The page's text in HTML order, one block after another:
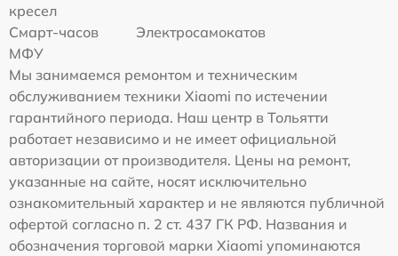
кресел
Смарт-часов
Электросамокатов
МФУ
Мы занимаемся ремонтом и техническим
обслуживанием техники Xiaomi по истечении
гарантийного периода. Наш центр в Тольятти
работает независимо и не имеет официальной
авторизации от производителя. Цены на ремонт,
указанные на сайте, носят исключительно
ознакомительный характер и не являются публичной
офертой согласно п. 2 ст. 437 ГК РФ. Названия и
обозначения торговой марки Xiaomi упоминаются